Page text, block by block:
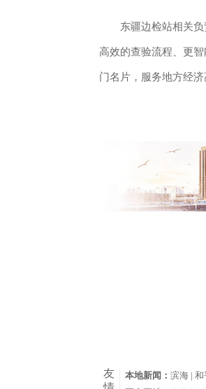
东疆边检站相关负
高效的查验流程、更
门名片，服务地方经济
友
本地新闻： 滨海 |